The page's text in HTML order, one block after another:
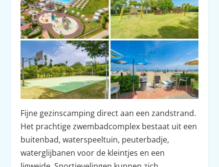
Fijne gezinscamping direct aan een zandstrand.
Het prachtige zwembadcomplex bestaat uit een
buitenbad, waterspeeltuin, peuterbadje,
waterglijbanen voor de kleintjes en een